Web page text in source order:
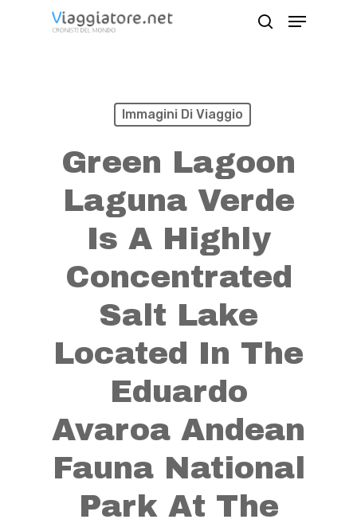
Menu
Immagini Di Viaggio
Green Lagoon
Laguna Verde
Is A Highly
Concentrated
Salt Lake
Located In The
Eduardo
Avaroa Andean
Fauna National
Park At The